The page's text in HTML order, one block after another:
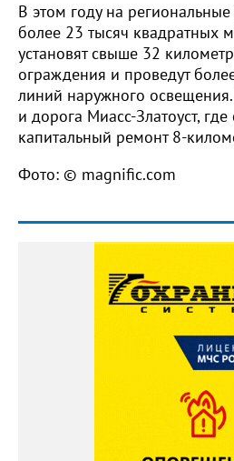
В этом году на
более 23 тысяч квадратных
установят свыше 32
ограждения и проведут
линий наружного
и дорога Миасс-Златоуст, где
капитальный ремонт 8-
Фото: © magnific.com